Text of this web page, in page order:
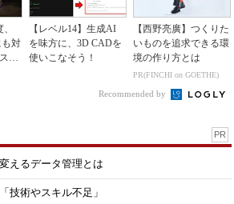
対
キ
【レベル14】生成AI
を味方に、3D CADを
使いこなそう！
【西野亮廣】つくりた
いものを追求できる環
境の作り方とは
PR(FINCHI on GOETHE)
Recommended by
PR
えるデータ管理とは
術やスキル不足」